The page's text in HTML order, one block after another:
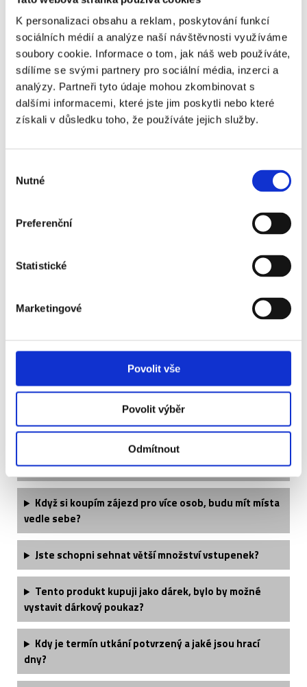
K personalizaci obsahu a reklam, poskytování funkcí
sociálních médií a analýze naší návštěvnosti využíváme
soubory cookie. Informace o tom, jak náš web používáte,
sdílíme se svými partnery pro sociální média, inzerci a
analýzy. Partneři tyto údaje mohou zkombinovat s
dalšími informacemi, které jste jim poskytli nebo které
získali v důsledku toho, že používáte jejich služby.
souhlasu
Nutné
Preferenční
Statistické
Marketingové
Povolit vše
Povolit výběr
Odmítnout
Příplatky za vstupenky vyšší kategorie
Název Příplatek
Real Betis - Rayo
Vallecano - 3. kategorie
+0 Kč
Real Betis - Rayo
+440 Kč
Real Betis - Rayo
- sektory 327/328
+980 Kč
Často kladené otázky:
Je termín utkání finálně potvrzený?
Jaké si mohu vzít oblečení?
Kdy obdržím své vstupenky?
Když si koupím zájezd pro více osob, budu mít místa
vedle sebe?
Jste schopni sehnat větší množství vstupenek?
Tento produkt kupuji jako dárek, bylo by možné
vystavit dárkový poukaz?
Kdy je termín utkání potvrzený a jaké jsou hrací
dny?